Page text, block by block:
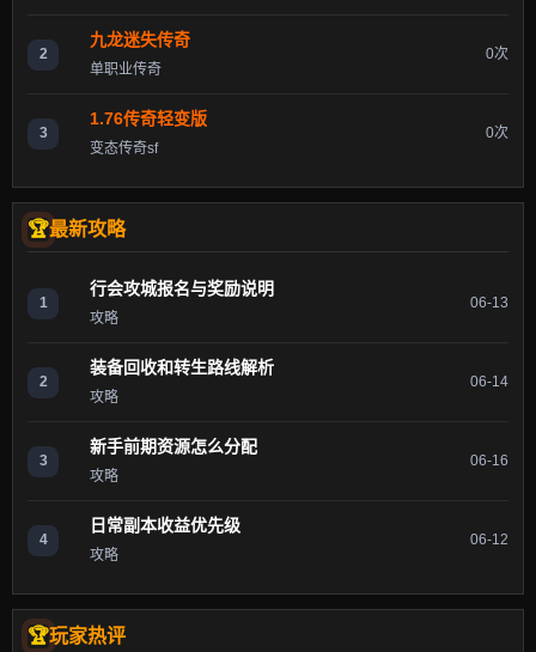
2
九龙迷失传奇
单职业传奇
0次
3
1.76传奇轻变版
变态传奇sf
0次
最新攻略
1
行会攻城报名与奖励说明
攻略
06-13
2
装备回收和转生路线解析
攻略
06-14
3
新手前期资源怎么分配
攻略
06-16
4
日常副本收益优先级
攻略
06-12
玩家热评